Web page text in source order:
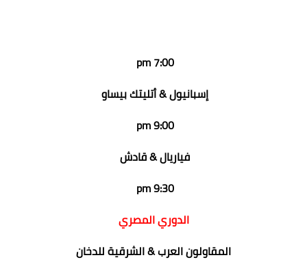
7:00 pm
إسبانيول & أتليتك بيساو
9:00 pm
فياريال & قادش
9:30 pm
الدوري المصري
المقاولون العرب & الشرقية للدخان